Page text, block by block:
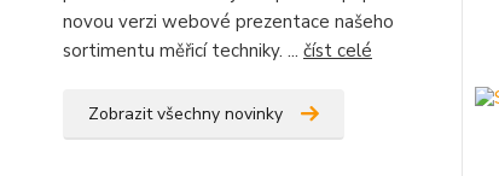
novou verzi webové prezentace našeho
sortimentu měřicí techniky. ... číst celé
Zobrazit všechny novinky